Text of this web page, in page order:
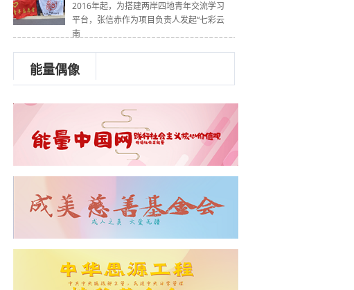
2016年起，为搭建两岸四地青年交流学习
平台，张信赤作为项目负责人发起“七彩云
南
能量偶像